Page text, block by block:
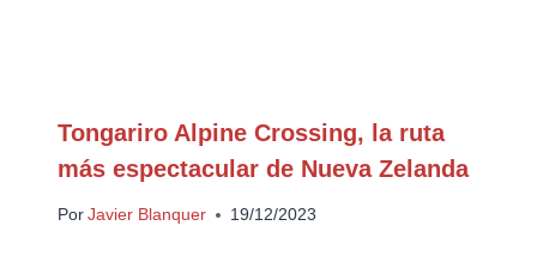
Tongariro Alpine Crossing, la ruta
más espectacular de Nueva Zelanda
Por Javier Blanquer 19/12/2023